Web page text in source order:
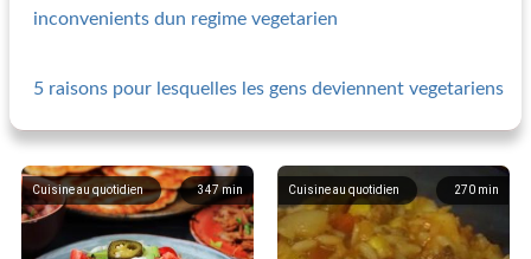
inconvenients dun regime vegetarien
5 raisons pour lesquelles les gens deviennent vegetariens
347min
Cuisine au quotidien 270 min
Cuisine au quotidien